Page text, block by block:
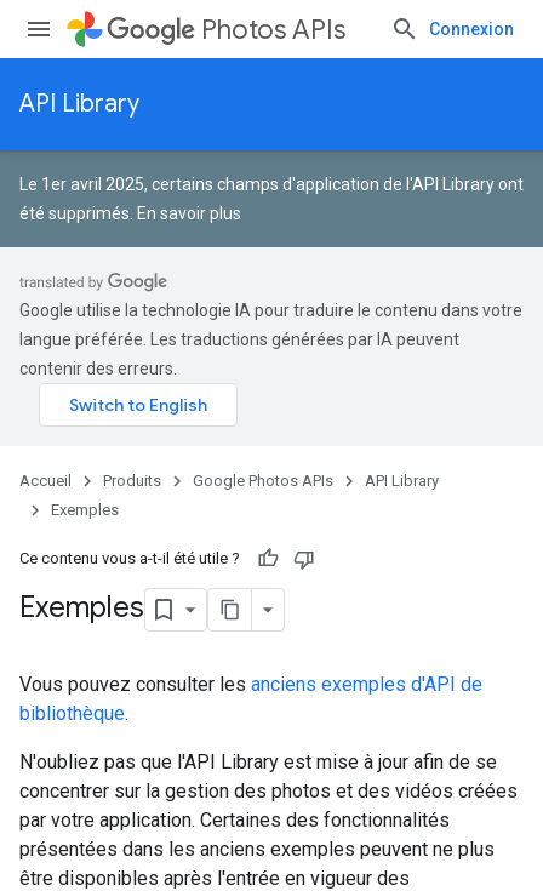
Photos APIs Connexion
API Library
Le 1er avril 2025, certains champs d'application de l'API Library ont
été supprimés. En savoir plus
Google utilise la technologie IA pour traduire le contenu dans votre
langue préférée. Les traductions générées par IA peuvent
contenir des erreurs.
Accueil Produits Google Photos APIs
API Library
Exemples
Ce contenu vous a-t-il été utile ?
Exemples
Vous pouvez consulter les anciens exemples d'API de
bibliothèque.
N'oubliez pas que l'API Library est mise à jour afin de se
concentrer sur la gestion des photos et des vidéos créées
par votre application. Certaines des fonctionnalités
présentées dans les anciens exemples peuvent ne plus
être disponibles après l'entrée en vigueur des